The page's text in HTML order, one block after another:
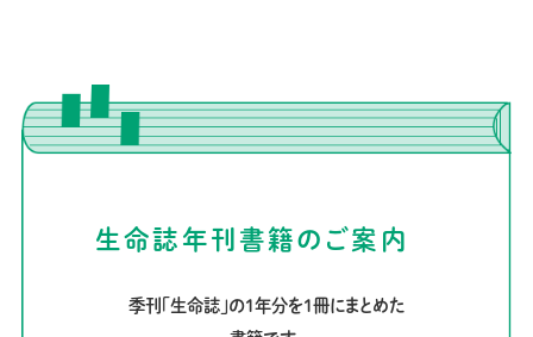
生命誌年刊書籍のご案内
季刊「生命誌」の1年分を1冊にまとめた